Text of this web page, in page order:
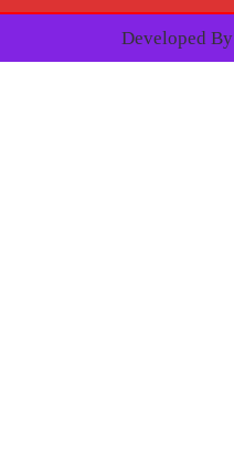
Developed By